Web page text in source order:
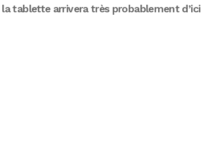
la tablette arrivera très probablement d’ici